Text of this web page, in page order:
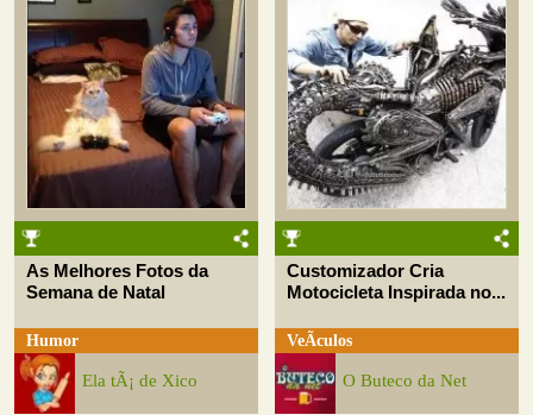
As Melhores Fotos da
Semana de Natal
Humor
Ela tÃ¡ de Xico
Customizador Cria
Motocicleta Inspirada no...
VeÃ­culos
O Buteco da Net